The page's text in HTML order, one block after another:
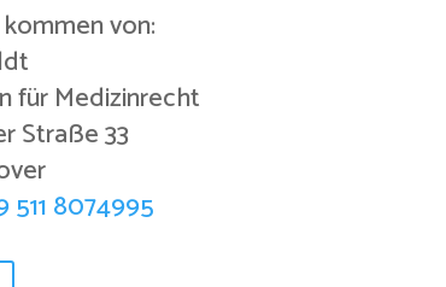
von:
für Medizinrecht
Straße 33
511 8074995